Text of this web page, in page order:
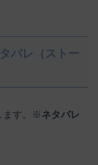
バレ（ストー
ます。※ネタバレ